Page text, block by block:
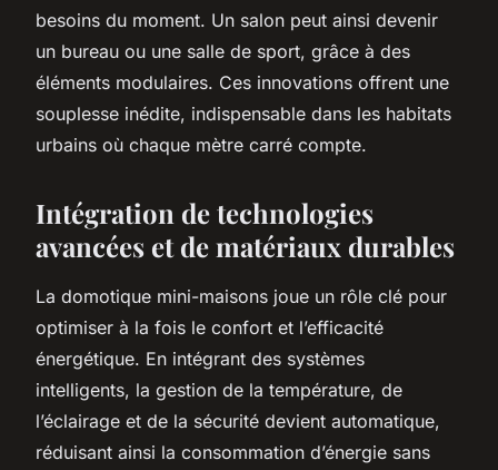
besoins du moment. Un salon peut ainsi devenir
un bureau ou une salle de sport, grâce à des
éléments modulaires. Ces innovations offrent une
souplesse inédite, indispensable dans les habitats
urbains où chaque mètre carré compte.
Intégration de technologies
avancées et de matériaux durables
La domotique mini-maisons joue un rôle clé pour
optimiser à la fois le confort et l’efficacité
énergétique. En intégrant des systèmes
intelligents, la gestion de la température, de
l’éclairage et de la sécurité devient automatique,
réduisant ainsi la consommation d’énergie sans